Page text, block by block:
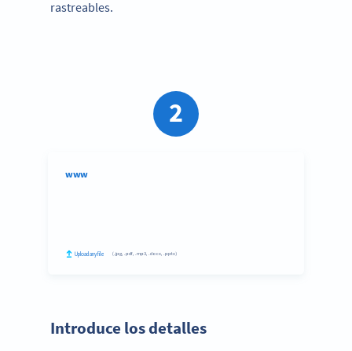
rastreables.
2
Paso 2:
Introduce los detalles